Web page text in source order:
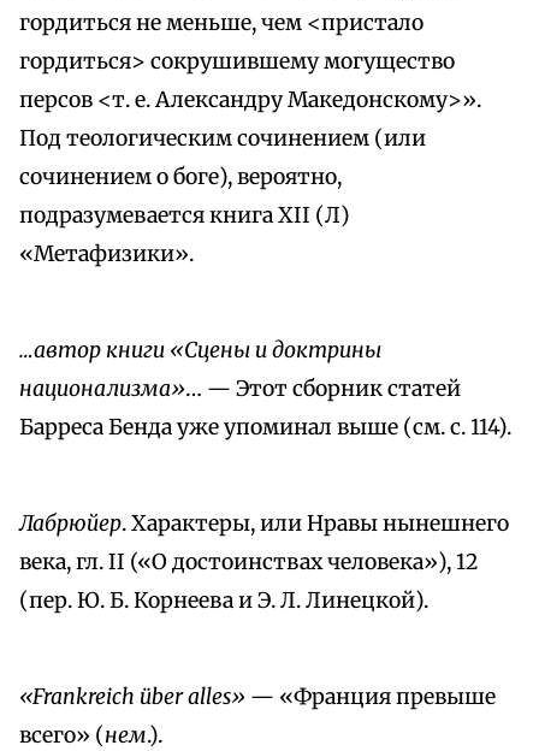
гордиться не меньше, чем <пристало
гордиться> сокрушившему могущество
персов <т. е. Александру Македонскому>».
Под теологическим сочинением (или
сочинением о боге), вероятно,
подразумевается книга XII (Л)
«Метафизики».
…автор книги «Сцены и доктрины
национализма»… — Этот сборник статей
Барреса Бенда уже упоминал выше (см. с. 114).
Лабрюйер. Характеры, или Нравы нынешнего
века, гл. II («О достоинствах человека»), 12
(пер. Ю. Б. Корнеева и Э. Л. Линецкой).
«Frankreich über alles» — «Франция превыше
всего» (нем.).